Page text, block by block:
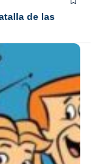
de las